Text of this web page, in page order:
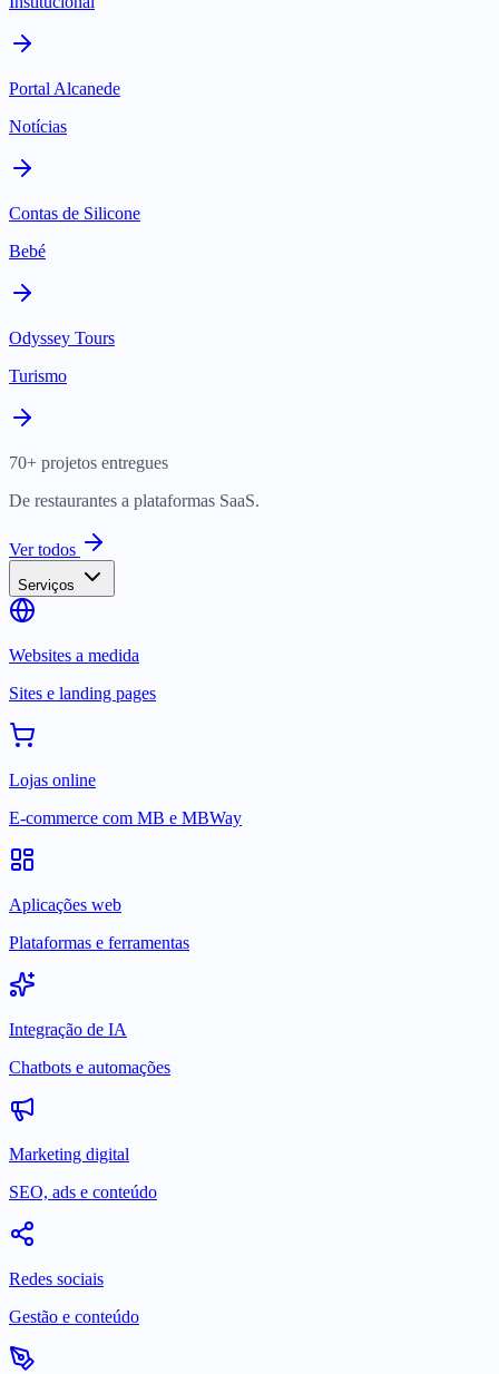
Portal Alcanede
Notícias
Contas de Silicone
Bebé
Odyssey Tours
Turismo
70+ projetos entregues
De restaurantes a plataformas SaaS.
Ver todos
Serviços
Websites a medida
Sites e landing pages
Lojas online
E-commerce com MB e MBWay
Aplicações web
Plataformas e ferramentas
Integração de IA
Chatbots e automações
Marketing digital
SEO, ads e conteúdo
Redes sociais
Gestão e conteúdo